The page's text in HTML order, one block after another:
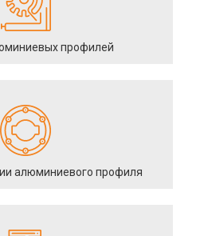
профилей
алюминиевого профиля